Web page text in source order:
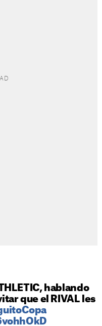
hablando
que el RIVAL les